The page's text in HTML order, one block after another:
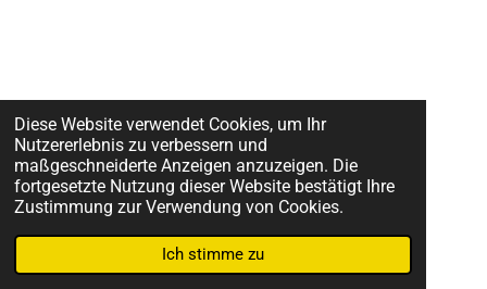
Diese Website verwendet Cookies, um Ihr
Nutzererlebnis zu verbessern und
maßgeschneiderte Anzeigen anzuzeigen. Die
fortgesetzte Nutzung dieser Website bestätigt Ihre
Zustimmung zur Verwendung von Cookies.
Ich stimme zu